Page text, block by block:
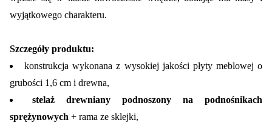
Maksymalne obciążenie:
Liczba miejsc:
2
Stelaż:
wyjątkowego charakteru.
Szczegóły produktu:
konstrukcja wykonana z wysokiej jakości płyty meblowej o
grubości 1,6 cm i drewna,
stelaż drewniany podnoszony na podnośnikach
sprężynowych + rama ze sklejki,